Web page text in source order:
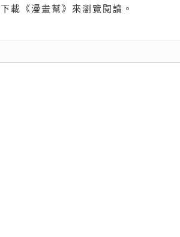
載《漫畫幫》來瀏覽閱讀。